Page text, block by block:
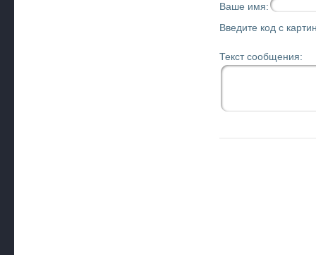
Ваше имя:
Введите код с
Текст сообщения: